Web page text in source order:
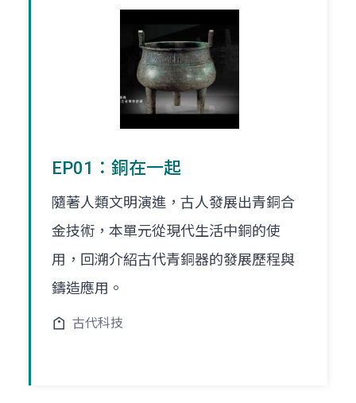
EP01：銅在一起
隨著人類文明演進，古人發展出青銅合
金技術，本單元從現代生活中銅的使
用，回溯介紹古代青銅器的發展歷程與
鑄造應用。
古代科技